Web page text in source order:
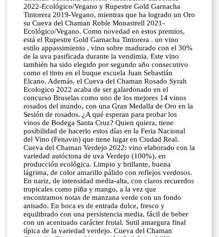
2022-Ecológico/Vegano y Rupestre Gold Garnacha
Tintorera 2019-Vegano, mientras que ha logrado un Oro
su Cueva del Chaman Roble Monastrell 2021-
Ecológico/Vegano. Como novedad en estos premios,
está el Rupestre Gold Garnacha Tintorera . un vino
estilo appassimiento , vino sobre madurado con el 30%
de la uva pasificada durante la vendimia. Este vino
también ha sido elegido por segundo año consecutivo
como el tinto en el buque escuela Juan Sebastián
Elcano. Además, el Cueva del Chaman Rosado Syrah
Ecologico 2022 acaba de ser galardonado en el
concurso Bruselas como uno de los mejores 14 vinos
rosados del mundo, con una Gran Medalla de Oro en la
Sesión de rosados. ¿A qué esperan para probar los
vinos de Bodega Santa Cruz? Quien quiera, tiene
posibilidad de hacerlo estos días en la Feria Nacional
del Vino (Fenavin) que tiene lugar en Ciudad Real.
Cueva del Chaman Verdejo 2022: vino elaborado con la
variedad autóctona de uva Verdejo (100%), en
producción ecológica. Limpio y brillante, buena
lágrima, de color amarillo pálido con reflejos verdosos.
En nariz, de intensidad media-alta, con claros recuerdos
tropicales como piña y mango, a la vez que
encontramos notas de manzana verde con un fondo
anisado. En boca es de entrada dulce, fresco y
equilibrado con una persistencia media, fácil de beber
con un acentuado carácter frutal. Sutil amargura final
típica de la variedad verdejo. Cueva del Chaman